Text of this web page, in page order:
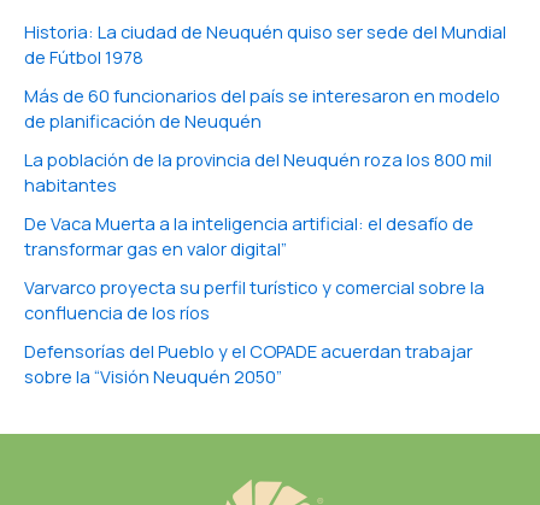
Historia: La ciudad de Neuquén quiso ser sede del Mundial
de Fútbol 1978
Más de 60 funcionarios del país se interesaron en modelo
de planificación de Neuquén
La población de la provincia del Neuquén roza los 800 mil
habitantes
De Vaca Muerta a la inteligencia artificial: el desafío de
transformar gas en valor digital”
Varvarco proyecta su perfil turístico y comercial sobre la
confluencia de los ríos
Defensorías del Pueblo y el COPADE acuerdan trabajar
sobre la “Visión Neuquén 2050”